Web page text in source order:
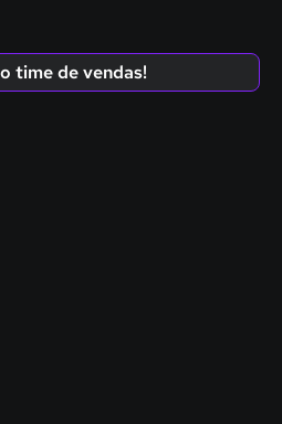
time de vendas!